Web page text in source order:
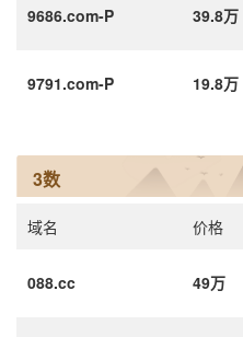
9686.com-P 39.8万
9791.com-P 19.8万
3数
域名 价格
088.cc 49万